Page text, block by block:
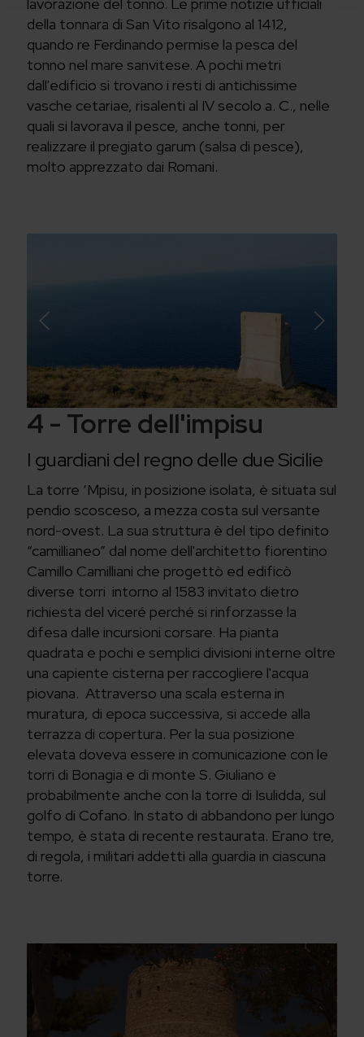
della tonnara di San Vito risalgono al 1412,
quando re Ferdinando permise la pesca del
tonno nel mare sanvitese. A pochi metri
dall'edificio si trovano i resti di antichissime
vasche cetariae, risalenti al IV secolo a. C., nelle
quali si lavorava il pesce, anche tonni, per
realizzare il pregiato garum (salsa di pesce),
molto apprezzato dai Romani.
4 - Torre dell'impisu
I guardiani del regno delle due Sicilie
La torre ‘Mpisu, in posizione isolata, è situata sul
pendio scosceso, a mezza costa sul versante
nord-ovest. La sua struttura è del tipo definito
“camillianeo” dal nome dell'architetto fiorentino
Camillo Camilliani che progettò ed edificò
diverse torri intorno al 1583 invitato dietro
richiesta del viceré perché si rinforzasse la
difesa dalle incursioni corsare. Ha pianta
quadrata e pochi e semplici divisioni interne oltre
una capiente cisterna per raccogliere l'acqua
piovana. Attraverso una scala esterna in
muratura, di epoca successiva, si accede alla
terrazza di copertura. Per la sua posizione
elevata doveva essere in comunicazione con le
torri di Bonagia e di monte S. Giuliano e
probabilmente anche con la torre di Isulidda, sul
golfo di Cofano. In stato di abbandono per lungo
tempo, è stata di recente restaurata. Erano tre,
di regola, i militari addetti alla guardia in ciascuna
torre.